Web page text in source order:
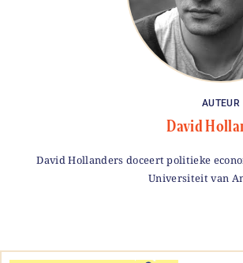
AUTEUR
David
David Hollanders doceert politieke
Universiteit van